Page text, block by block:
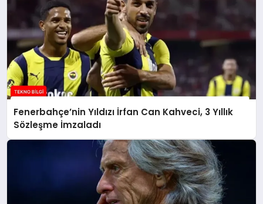
Fenerbahçe’nin Yıldızı İrfan Can Kahveci, 3 Yıllık
Sözleşme İmzaladı